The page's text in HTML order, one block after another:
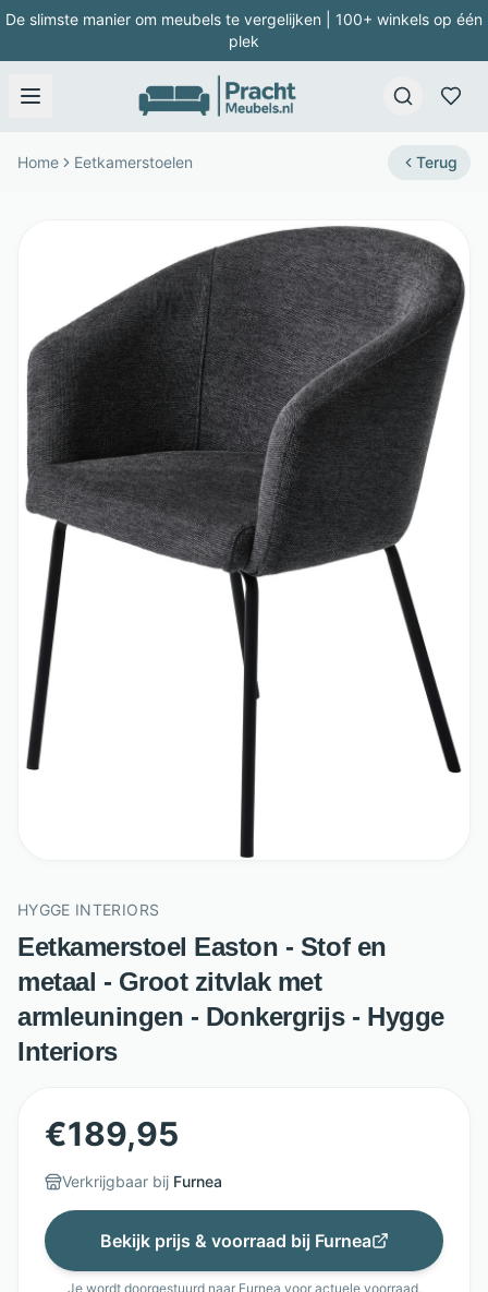
De slimste manier om meubels te vergelijken | 100+ winkels op één
plek
Home Eetkamerstoelen Terug
HYGGE INTERIORS
Eetkamerstoel Easton - Stof en
metaal - Groot zitvlak met
armleuningen - Donkergrijs - Hygge
Interiors
€189,95
Verkrijgbaar bij Furnea
Bekijk prijs & voorraad bij Furnea
Je wordt doorgestuurd naar Furnea voor actuele voorraad,